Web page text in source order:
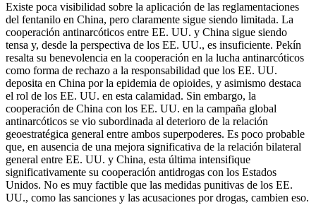
Existe poca visibilidad sobre la aplicación de las reglamentaciones
del fentanilo en China, pero claramente sigue siendo limitada. La
cooperación antinarcóticos entre EE. UU. y China sigue siendo
tensa y, desde la perspectiva de los EE. UU., es insuficiente. Pekín
resalta su benevolencia en la cooperación en la lucha antinarcóticos
como forma de rechazo a la responsabilidad que los EE. UU.
deposita en China por la epidemia de opioides, y asimismo destaca
el rol de los EE. UU. en esta calamidad. Sin embargo, la
cooperación de China con los EE. UU. en la campaña global
antinarcóticos se vio subordinada al deterioro de la relación
geoestratégica general entre ambos superpoderes. Es poco probable
que, en ausencia de una mejora significativa de la relación bilateral
general entre EE. UU. y China, esta última intensifique
significativamente su cooperación antidrogas con los Estados
Unidos. No es muy factible que las medidas punitivas de los EE.
UU., como las sanciones y las acusaciones por drogas, cambien eso.